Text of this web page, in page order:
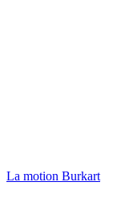
La motion Burkart